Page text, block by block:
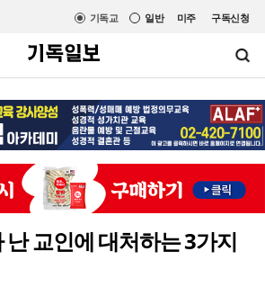
미주 구독신청
일반
기독교
교인에 대처하는 3가지